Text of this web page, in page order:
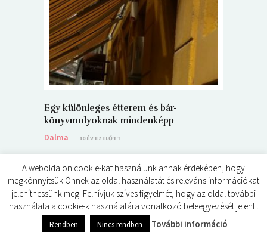
Egy különleges étterem és bár-
könyvmolyoknak mindenképp
Dalma
10 ÉV EZELŐTT
© ÉDES KIS KÖNYVKRITIKÁK 2024
A weboldalon cookie-kat használunk annak érdekében, hogy
megkönnyítsük Önnek az oldal használatát és releváns információkat
jeleníthessünk meg. Felhívjuk szíves figyelmét, hogy az oldal további
használata a cookie-k használatára vonatkozó beleegyezését jelenti.
Rendben Nincs rendben További információ